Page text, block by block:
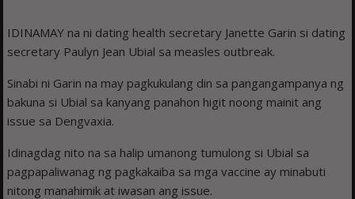
IDINAMAY na ni dating health secretary Janette Garin si dating
secretary Paulyn Jean Ubial sa measles outbreak.
Sinabi ni Garin na may pagkukulang din sa pangangampanya ng
bakuna si Ubial sa kanyang panahon higit noong mainit ang
issue sa Dengvaxia.
Idinagdag nito na sa halip umanong tumulong si Ubial sa
pagpapaliwanag ng pagkakaiba sa mga vaccine ay minabuti
nitong manahimik at iwasan ang issue.